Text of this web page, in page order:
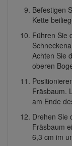
Befestigen
Kette
Führen Sie
Achten Sie
oberen
Fräsbaum.
am Ende
Drehen Sie
Fräsbaum
6,3 cm im